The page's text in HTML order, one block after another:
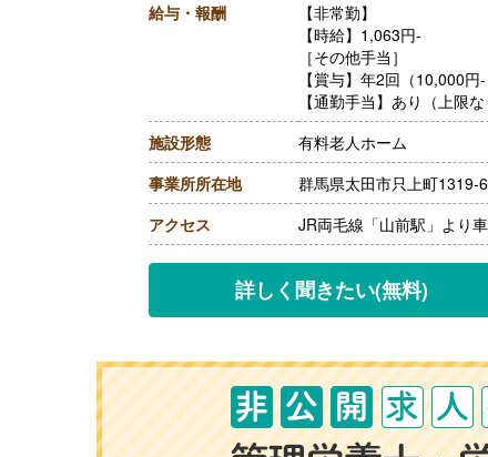
給与・報酬
【非常勤】
【時給】1,063円-
［その他手当］
【賞与】年2回（10,000
【通勤手当】あり（上限な
【昇給】あり（1時間あた
【退職金】なし
施設形態
有料老人ホーム
事業所所在地
群馬県太田市只上町1319-6
アクセス
JR両毛線「山前駅」より
詳しく聞きたい(無料)